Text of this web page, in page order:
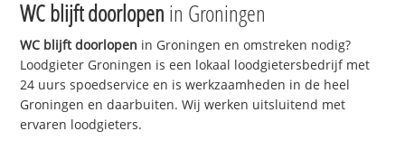
WC blijft doorlopen in Groningen
WC blijft doorlopen in Groningen en omstreken nodig?
Loodgieter Groningen is een lokaal loodgietersbedrijf met
24 uurs spoedservice en is werkzaamheden in de heel
Groningen en daarbuiten. Wij werken uitsluitend met
ervaren loodgieters.